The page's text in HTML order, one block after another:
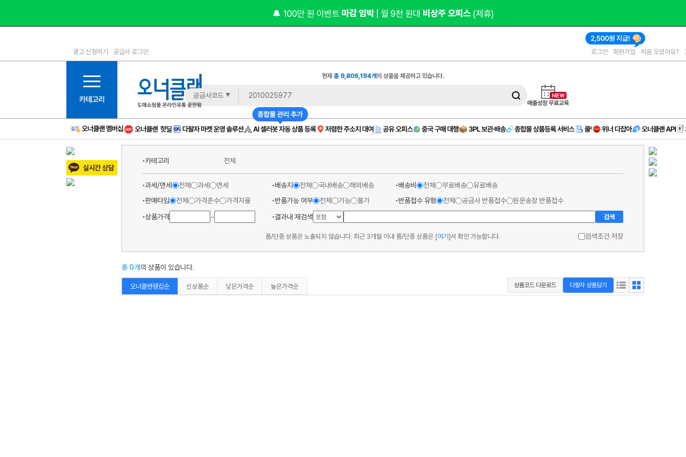
1등급
6등급
11등급
12등급
15등급
16등급
17등급
신규
주의
🔔 100만 원 이벤트 마감 임박 | 월 9천 원대 비상주 오피스 (제휴)
광고 신청하기 공급사 로그인 로그인 회원가입 처음 오셨어요?
현재총 9,806,194개의 상품을 제공하고 있습니다.
공급사코드
카테고리 전체
과세/면세 전체 과세 면세 배송지 전체 국내배송 해외배송 배송비 전체 무료배송
유료배송
판매타입
전체 가격준수 가격자율 반품가능 여부 전체 가능 불가 반품접수 유형 전체 공급사 반품접수
원운송장 반품접수
상품가격
~ 결과내 재검색 검색
품/단종 상품은 노출되지 않습니다. 최근 3개월 이내 품/단종 상품은 [여기]서 확인 가능합니다. 검색조건 저장
총 0개의 상품이 있습니다.
오너클랜랭킹순 신상품순 낮은가격순 높은가격순